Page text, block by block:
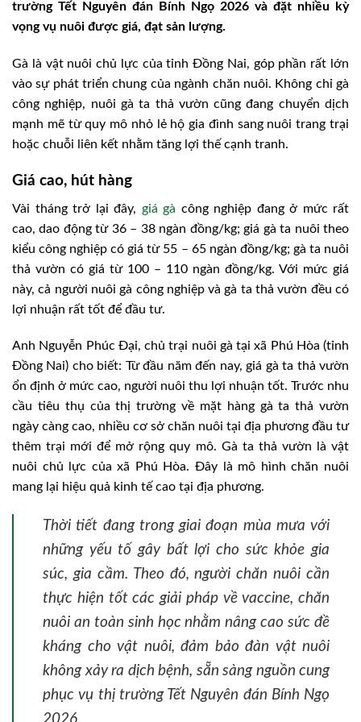
trường Tết Nguyên đán Bính Ngọ 2026 và đặt nhiều kỳ
vọng vụ nuôi được giá, đạt sản lượng.
Gà là vật nuôi chủ lực của tỉnh Đồng Nai, góp phần rất lớn
vào sự phát triển chung của ngành chăn nuôi. Không chỉ gà
công nghiệp, nuôi gà ta thả vườn cũng đang chuyển dịch
mạnh mẽ từ quy mô nhỏ lẻ hộ gia đình sang nuôi trang trại
hoặc chuỗi liên kết nhằm tăng lợi thế cạnh tranh.
Giá cao, hút hàng
Vài tháng trở lại đây, giá gà công nghiệp đang ở mức rất
cao, dao động từ 36 – 38 ngàn đồng/kg; giá gà ta nuôi theo
kiểu công nghiệp có giá từ 55 – 65 ngàn đồng/kg; gà ta nuôi
thả vườn có giá từ 100 – 110 ngàn đồng/kg. Với mức giá
này, cả người nuôi gà công nghiệp và gà ta thả vườn đều có
lợi nhuận rất tốt để đầu tư.
Anh Nguyễn Phúc Đại, chủ trại nuôi gà tại xã Phú Hòa (tỉnh
Đồng Nai) cho biết: Từ đầu năm đến nay, giá gà ta thả vườn
ổn định ở mức cao, người nuôi thu lợi nhuận tốt. Trước nhu
cầu tiêu thụ của thị trường về mặt hàng gà ta thả vườn
ngày càng cao, nhiều cơ sở chăn nuôi tại địa phương đầu tư
thêm trại mới để mở rộng quy mô. Gà ta thả vườn là vật
nuôi chủ lực của xã Phú Hòa. Đây là mô hình chăn nuôi
mang lại hiệu quả kinh tế cao tại địa phương.
Thời tiết đang trong giai đoạn mùa mưa với
những yếu tố gây bất lợi cho sức khỏe gia
súc, gia cầm. Theo đó, người chăn nuôi cần
thực hiện tốt các giải pháp về vaccine, chăn
nuôi an toàn sinh học nhằm nâng cao sức đề
kháng cho vật nuôi, đảm bảo đàn vật nuôi
không xảy ra dịch bệnh, sẵn sàng nguồn cung
phục vụ thị trường Tết Nguyên đán Bính Ngọ